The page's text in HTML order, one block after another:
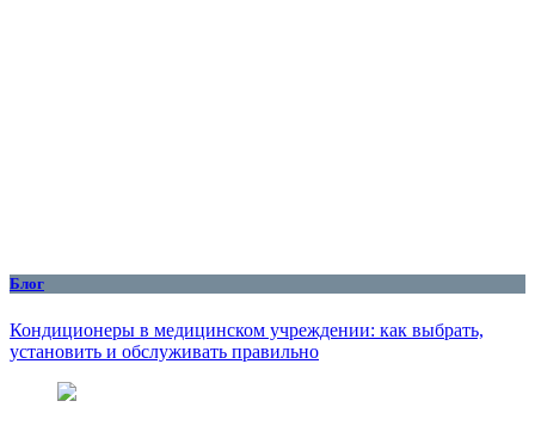
Блог
Кондиционеры в медицинском учреждении: как выбрать,
установить и обслуживать правильно